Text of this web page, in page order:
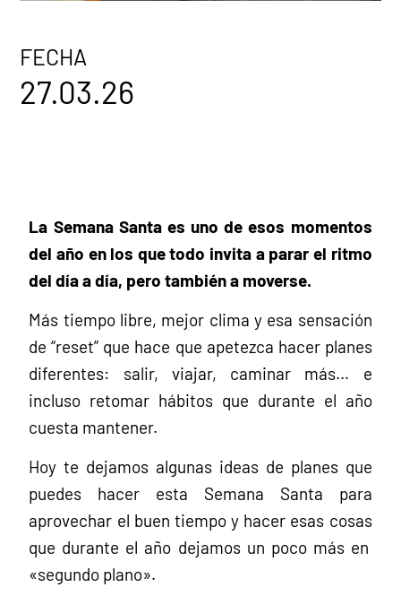
FECHA
27.03.26
La Semana Santa es uno de esos momentos
del año en los que todo invita a parar el ritmo
del día a día, pero también a moverse.
Más tiempo libre, mejor clima y esa sensación
de “reset” que hace que apetezca hacer planes
diferentes: salir, viajar, caminar más… e
incluso retomar hábitos que durante el año
cuesta mantener.
Hoy te dejamos algunas ideas de planes que
puedes hacer esta Semana Santa para
aprovechar el buen tiempo y hacer esas cosas
que durante el año dejamos un poco más en
«segundo plano».